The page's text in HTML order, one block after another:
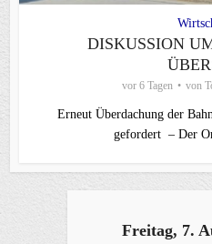
DISKUSSION
vor 6 Tagen von
Erneut Überdachung der
gefordert – Der
Freitag, 7.